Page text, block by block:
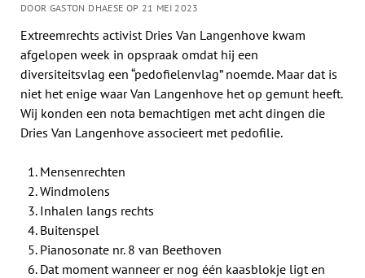
DOOR GASTON DHAESE OP 21 MEI 2023
Extreemrechts activist Dries Van Langenhove kwam
afgelopen week in opspraak omdat hij een
diversiteitsvlag een “pedofielenvlag” noemde. Maar dat is
niet het enige waar Van Langenhove het op gemunt heeft.
Wij konden een nota bemachtigen met acht dingen die
Dries Van Langenhove associeert met pedofilie.
Mensenrechten
Windmolens
Inhalen langs rechts
Buitenspel
Pianosonate nr. 8 van Beethoven
Dat moment wanneer er nog één kaasblokje ligt en